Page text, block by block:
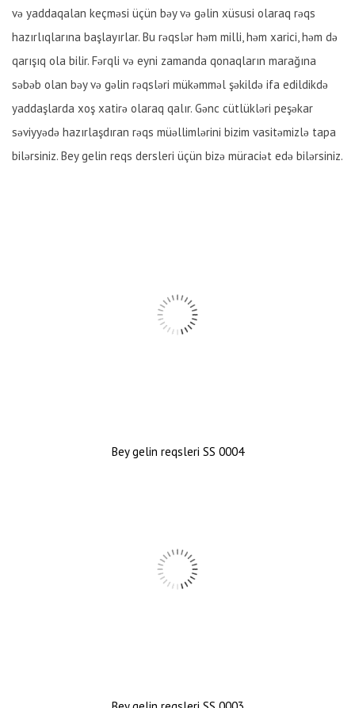
və yaddaqalan keçməsi üçün bəy və gəlin xüsusi olaraq rəqs
hazırlıqlarına başlayırlar. Bu rəqslər həm milli, həm xarici, həm də
qarışıq ola bilir. Fərqli və eyni zamanda qonaqların marağına
səbəb olan bəy və gəlin rəqsləri mükəmməl şəkildə ifa edildikdə
yaddaşlarda xoş xatirə olaraq qalır. Gənc cütlükləri peşəkar
səviyyədə hazırlaşdıran rəqs müəllimlərini bizim vasitəmizlə tapa
bilərsiniz. Bey gelin reqs dersleri üçün bizə müraciət edə bilərsiniz.
Bey gelin reqsleri SS 0004